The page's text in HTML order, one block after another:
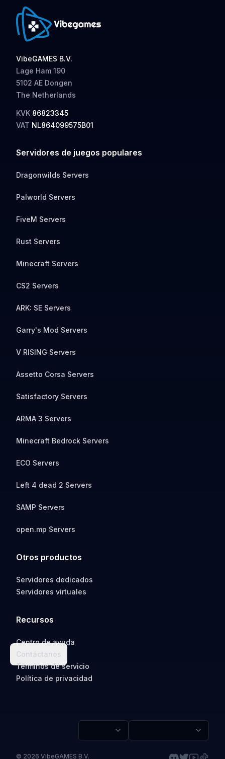
VibeGAMES B.V.
Lage Ham 190
5102 AE Dongen
The Netherlands
KVK 86823345
VAT NL864099575B01
Servidores de juegos populares
Dragonwilds Servers
Palworld Servers
FiveM Servers
Rust Servers
Minecraft Servers
CS2 Servers
ARK: SE Servers
Garry's Mod Servers
V RISING Servers
Assetto Corsa Servers
Satisfactory Servers
ARMA 3 Servers
Minecraft Bedrock Servers
ECO Servers
Left 4 dead 2 Servers
SAMP Servers
open.mp Servers
Otros productos
Servidores dedicados
Servidores virtuales
Recursos
Centro de ayuda
Contáctanos
Términos de servicio
Política de privacidad
© 2026 VibeGAMES B.V.